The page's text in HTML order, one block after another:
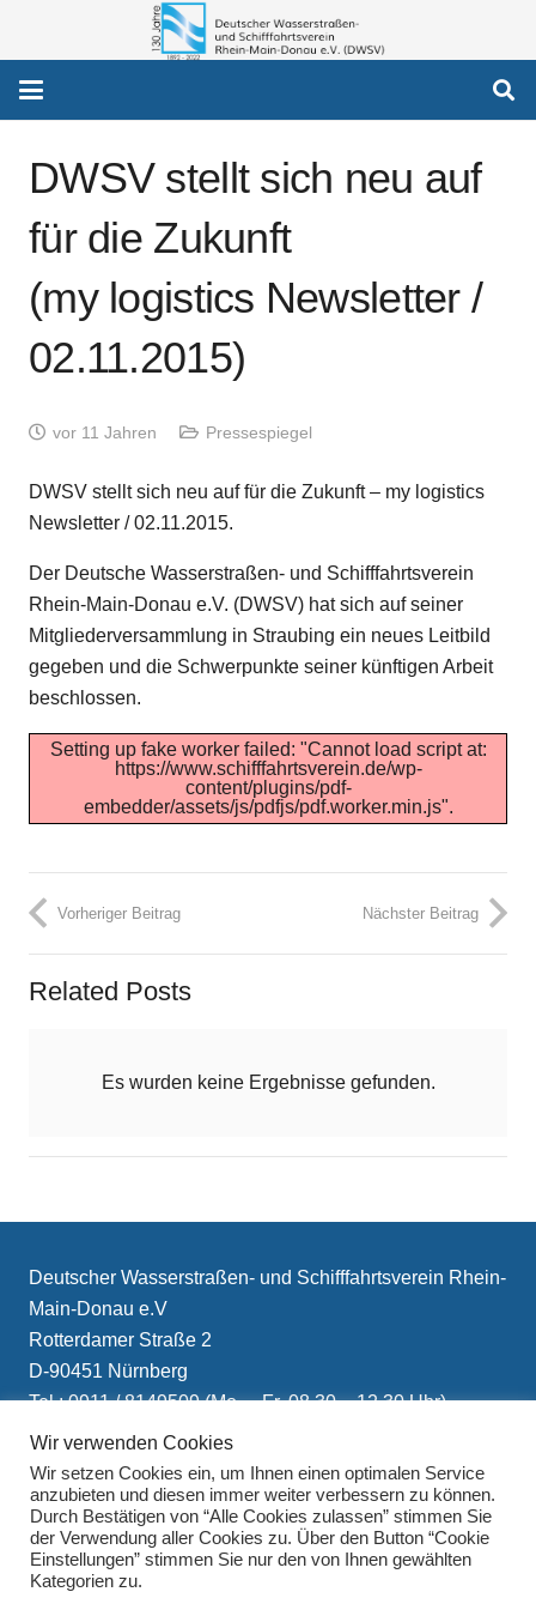
DWSV stellt sich neu auf
für die Zukunft
(my logistics Newsletter /
02.11.2015)
vor 11 Jahren Pressespiegel
DWSV stellt sich neu auf für die Zukunft – my logistics
Newsletter / 02.11.2015.
Der Deutsche Wasserstraßen- und Schifffahrtsverein
Rhein-Main-Donau e.V. (DWSV) hat sich auf seiner
Mitgliederversammlung in Straubing ein neues Leitbild
gegeben und die Schwerpunkte seiner künftigen Arbeit
beschlossen.
Setting up fake worker failed: "Cannot load script at:
https://www.schifffahrtsverein.de/wp-
content/plugins/pdf-
embedder/assets/js/pdfjs/pdf.worker.min.js".
Vorheriger Beitrag Nächster Beitrag
Related Posts
Es wurden keine Ergebnisse gefunden.
Deutscher Wasserstraßen- und Schifffahrtsverein Rhein-
Main-Donau e.V
Rotterdamer Straße 2
D-90451 Nürnberg
Tel.: 0911 / 8149509 (Mo. – Fr. 08.30 – 12.30 Uhr)
E-Mail: info(at)schifffahrtsverein.de
Wir verwenden Cookies
Wir setzen Cookies ein, um Ihnen einen optimalen Service
anzubieten und diesen immer weiter verbessern zu können.
Durch Bestätigen von “Alle Cookies zulassen” stimmen Sie
der Verwendung aller Cookies zu. Über den Button “Cookie
Einstellungen” stimmen Sie nur den von Ihnen gewählten
Kategorien zu.